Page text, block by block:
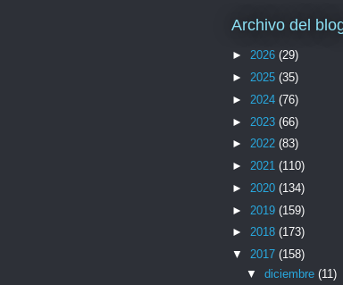
Archivo del
► 2026 (29)
► 2025 (35)
► 2024 (76)
► 2023 (66)
► 2022 (83)
► 2021 (110)
► 2020 (134)
► 2019 (159)
► 2018 (173)
▼ 2017 (158)
▼ diciembre (11)